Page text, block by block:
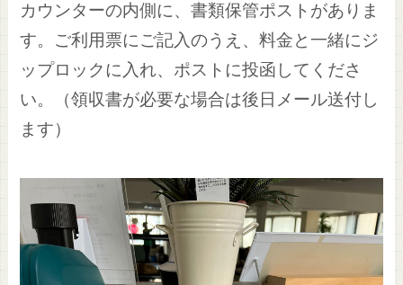
カウンターの内側に、書類保管ポストがありま
す。ご利用票にご記入のうえ、料金と一緒にジ
ップロックに入れ、ポストに投函してくださ
い。（領収書が必要な場合は後日メール送付し
ます）